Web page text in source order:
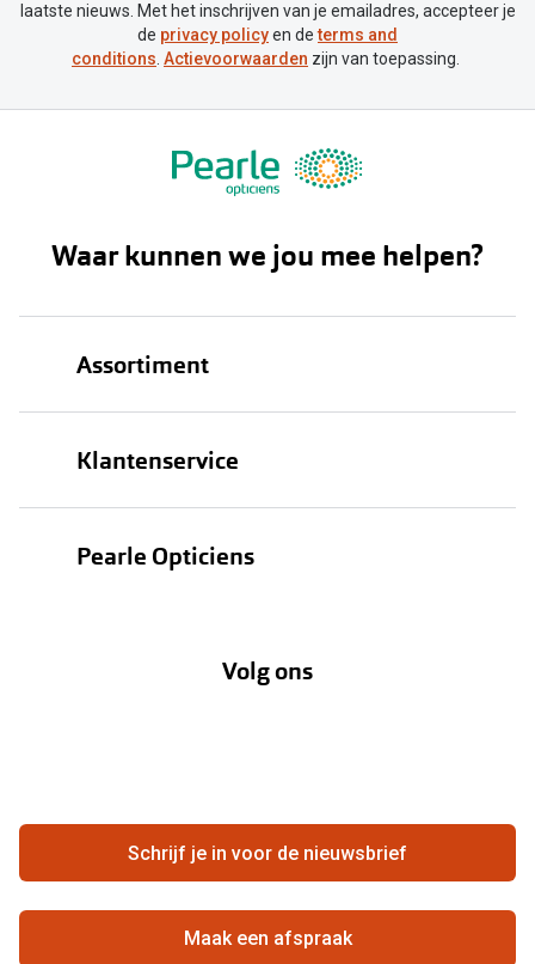
laatste nieuws. Met het inschrijven van je emailadres, accepteer je
de privacy policyen determs and
conditions. Actievoorwaarden zijn van toepassing.
Waar kunnen we jou mee helpen?
Assortiment
Klantenservice
Verzending
Hier de overeenkomst ontbinden
Zorgvergoeding
Pearle Opticiens
Ondernemen bij Pearle
Beste winkelketen
Actievoorwaarden
Volg ons
Schrijf je in voor de nieuwsbrief
Maak een afspraak